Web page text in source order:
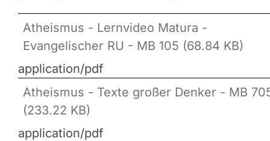
Atheismus - Lernvideo Matura -
Evangelischer RU - MB 105 (68.84 KB)
application/pdf
Atheismus - Texte großer Denker - MB
(233.22 KB)
application/pdf